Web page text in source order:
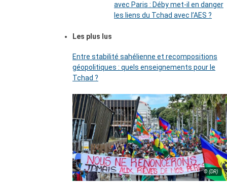
avec Paris : Déby met-il en danger
les liens du Tchad avec l’AES ?
Les plus lus
Entre stabilité sahélienne et recompositions
géopolitiques : quels enseignements pour le
Tchad ?
© (DR)